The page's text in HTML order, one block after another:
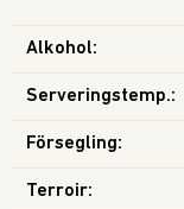
Alkohol:
Serveringstemp.:
Försegling:
Terroir: